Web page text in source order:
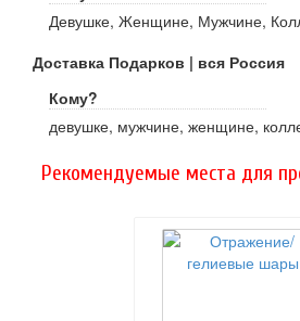
Девушке, Женщине, Мужчине,
Доставка Подарков | вся Россия
Кому?
девушке, мужчине, женщине,
Рекомендуемые места для